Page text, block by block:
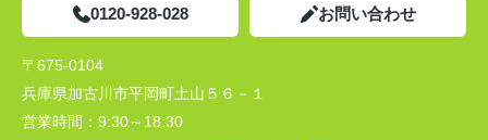
0120-928-028 お問い合わせ
〒675-0104
兵庫県加古川市平岡町土山５６－１
営業時間： 9:30～18:30